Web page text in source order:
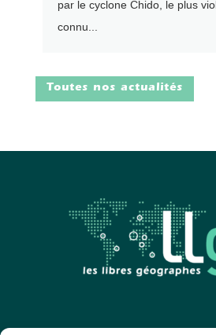
par le cyclone Chido, le plus
connu...
Toutes nos actualités